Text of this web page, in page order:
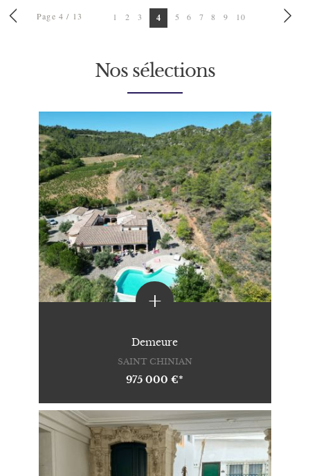
Page 4 / 13 1 2 3 4 5 6 7 8 9 10
Nos sélections
+
Demeure
SAINT CHINIAN
975 000 €*